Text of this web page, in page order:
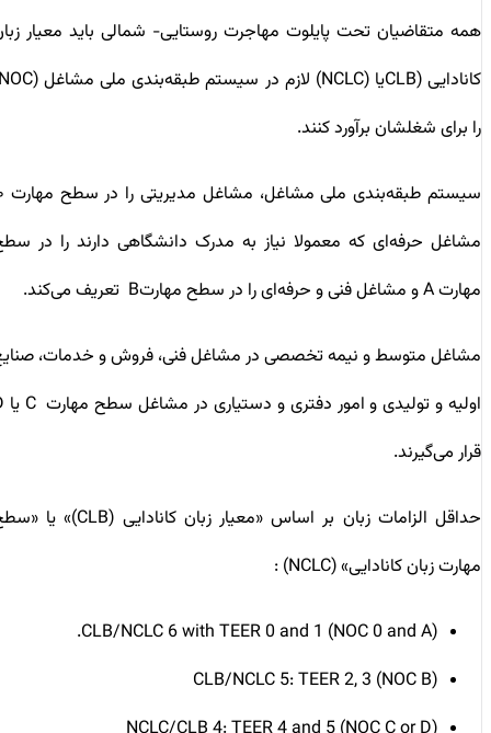
همه متقاضیان تحت پایلوت مهاجرت روستایی- شمالی باید معیار زبان
کانادایی (CLBیا (NCLC) لازم در سیستم طبقه‌بندی ملی مشاغل (NOC)
را برای شغلشان برآورد کنند.
سیستم طبقه‌بندی ملی مشاغل، مشاغل مدیریتی را در سطح مهارت ۰،
مشاغل حرفه‌ای که معمولا نیاز به مدرک دانشگاهی دارند را در سطح
مهارت A و مشاغل فنی و حرفه‌ای را در سطح مهارتB تعریف می‌کند.
مشاغل متوسط و نیمه تخصصی در مشاغل فنی، فروش و خدمات، صنایع
اولیه و تولیدی و امور دفتری و دستیاری در مشاغل سطح مهارت C یا D
قرار می‌گیرند.
حداقل الزامات زبان بر اساس «معیار زبان کانادایی (CLB)» یا «سطح
مهارت زبان کانادایی» (NCLC) :
CLB/NCLC 6 with TEER 0 and 1 (NOC 0 and A).
CLB/NCLC 5: TEER 2, 3 (NOC B)